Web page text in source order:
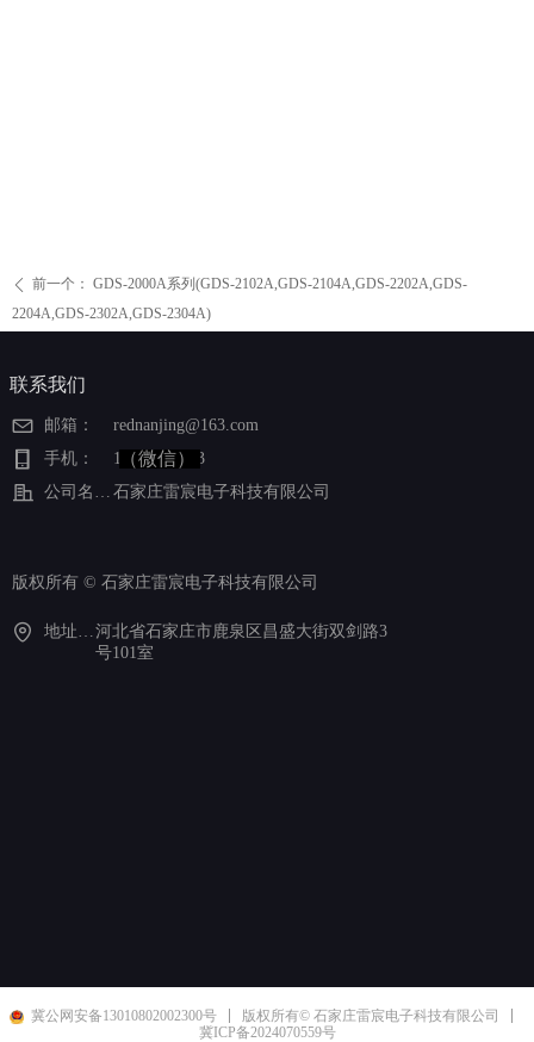
ꄴ 前一个： GDS-2000A系列(GDS-2102A,GDS-2104A,GDS-2202A,GDS-
2204A,GDS-2302A,GDS-2304A)
联系我们
地址：河北省石家庄市鹿泉区昌盛大街双剑路3号101室
河北省石家庄市鹿泉区昌盛大街双剑路3
号101室
邮箱：
rednanjing@163.com
手机：
15613327823
公司名称：
石家庄雷宸电子科技有限公司
版权所有 © 石家庄雷宸电子科技有限公司
（微信）
冀公网安备13010802002300号
版权所有© 石家庄雷宸电子科技有限公司
冀ICP备2024070559号